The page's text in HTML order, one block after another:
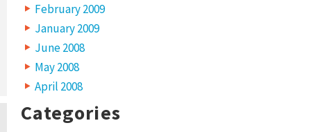
February 2009
January 2009
June 2008
May 2008
April 2008
Categories